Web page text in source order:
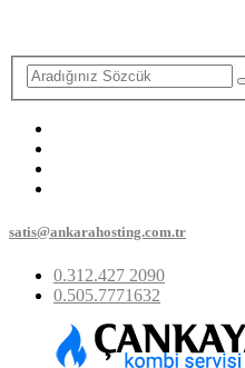
satis@ankarahosting.com.tr
0.312.427 2090
0.505.7771632